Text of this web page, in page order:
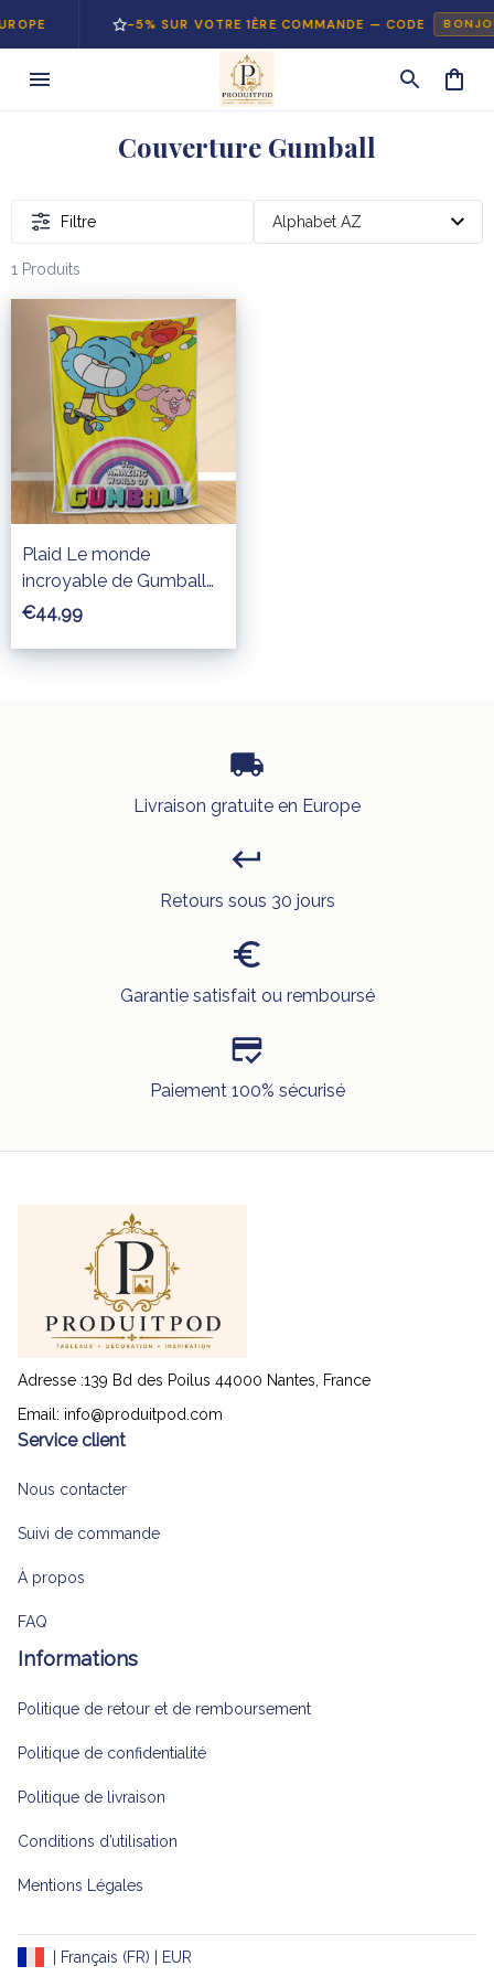
-5% SUR VOTRE 1ÈRE COMMANDE — CODE
Couverture Gumball
Filtre
1 Produits
Plaid Le monde
incroyable de Gumball
Couverture Polaire Plaid
€44,99
Livraison gratuite en Europe
Retours sous 30 jours
Garantie satisfait ou remboursé
Paiement 100% sécurisé
Adresse :139 Bd des Poilus 44000 Nantes, France
Email: info@produitpod.com
Service client
Nous contacter
Suivi de commande
À propos
FAQ
Informations
Politique de retour et de remboursement
Politique de confidentialité
Politique de livraison
Conditions d’utilisation
Mentions Légales
| Français (FR) | EUR